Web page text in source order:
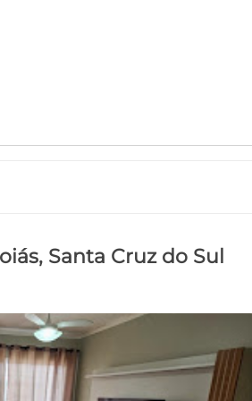
, Santa Cruz do Sul